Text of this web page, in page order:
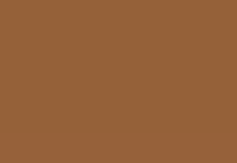
Jugendliche